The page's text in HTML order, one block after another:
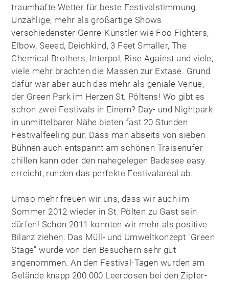
traumhafte Wetter für beste Festivalstimmung.
Unzählige, mehr als großartige Shows
verschiedenster Genre-Künstler wie Foo Fighters,
Elbow, Seeed, Deichkind, 3 Feet Smaller, The
Chemical Brothers, Interpol, Rise Against und viele,
viele mehr brachten die Massen zur Extase. Grund
dafür war aber auch das mehr als geniale Venue,
der Green Park im Herzen St. Pöltens! Wo gibt es
schon zwei Festivals in Einem? Day- und Nightpark
in unmittelbarer Nähe bieten fast 20 Stunden
Festivalfeeling pur. Dass man abseits von sieben
Bühnen auch entspannt am schönen Traisenufer
chillen kann oder den nahegelegen Badesee easy
erreicht, runden das perfekte Festivalareal ab.
Umso mehr freuen wir uns, dass wir auch im
Sommer 2012 wieder in St. Pölten zu Gast sein
dürfen! Schon 2011 konnten wir mehr als positive
Bilanz ziehen. Das Müll- und Umweltkonzept "Green
Stage" wurde von den Besuchern sehr gut
angenommen. An den Festival-Tagen wurden am
Gelände knapp 200.000 Leerdosen bei den Zipfer-